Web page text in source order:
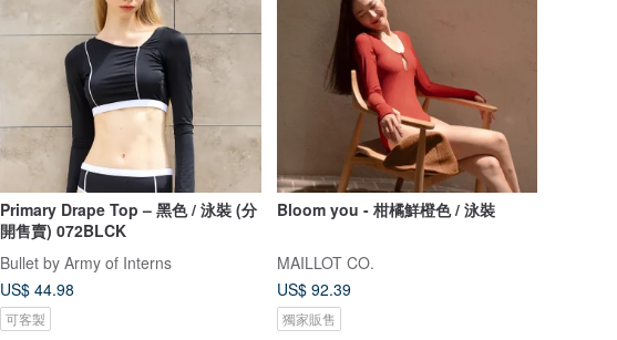
Primary Drape Top – 黑色 / 泳裝 (分
開售賣) 072BLCK
Bullet by Army of Interns
US$ 44.98
可客製
Bloom you - 柑橘鮮橙色 / 泳裝
MAILLOT CO.
US$ 92.39
獨家販售